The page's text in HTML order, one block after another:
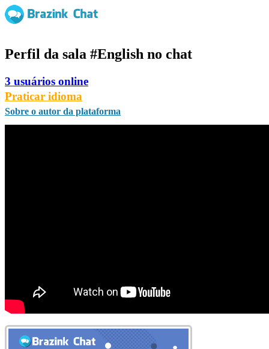
Perfil da sala #English no chat
3 usuários online
Praticar idioma
Sobre o autor da plataforma